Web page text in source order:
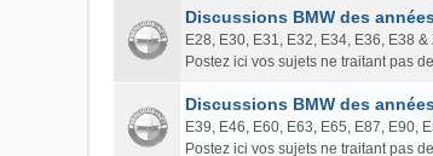
Discussions BMW des
E28, E30, E31, E32, E34, E36, E38 &
Postez ici vos sujets ne traitant pas
Discussions BMW des
E39, E46, E60, E63, E65, E87, E90,
Postez ici vos sujets ne traitant pas